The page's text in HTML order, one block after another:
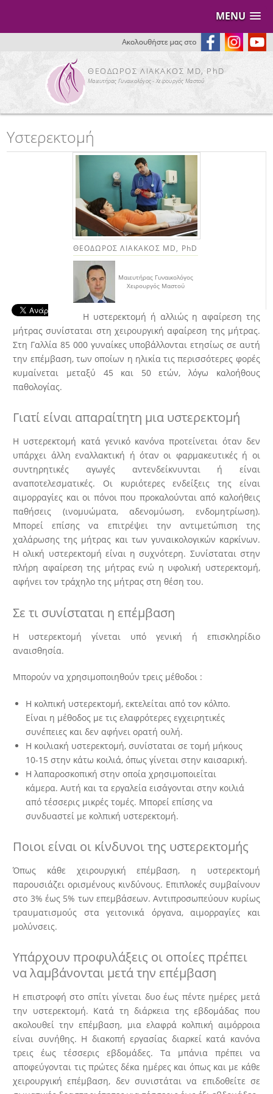
MENU
ΘΕΟΔΩΡΟΣ ΛΙΑΚΑΚΟΣ MD, PhD
Μαιευτήρας Γυναικολόγος - Χειρουργός Μαστού
Υστερεκτομή
ΘΕΟΔΩΡΟΣ ΛΙΑΚΑΚΟΣ MD, PhD
Μαιευτήρας Γυναικολόγος
Χειρουργός Μαστού
Η υστερεκτομή ή αλλιώς η αφαίρεση της
μήτρας συνίσταται στη χειρουργική αφαίρεση της μήτρας.
Στη Γαλλία 85 000 γυναίκες υποβάλλονται ετησίως σε αυτή
την επέμβαση, των οποίων η ηλικία τις περισσότερες φορές
κυμαίνεται μεταξύ 45 και 50 ετών, λόγω καλοήθους
παθολογίας.
Γιατί είναι απαραίτητη μια υστερεκτομή
H υστερεκτομή κατά γενικό κανόνα προτείνεται όταν δεν
υπάρχει άλλη εναλλακτική ή όταν οι φαρμακευτικές ή οι
συντηρητικές αγωγές αντενδείκνυνται ή είναι
αναποτελεσματικές. Οι κυριότερες ενδείξεις της είναι
αιμορραγίες και οι πόνοι που προκαλούνται από καλοήθεις
παθήσεις (ινομυώματα, αδενομύωση, ενδομητρίωση).
Μπορεί επίσης να επιτρέψει την αντιμετώπιση της
χαλάρωσης της μήτρας και των γυναικολογικών καρκίνων.
Η ολική υστερεκτομή είναι η συχνότερη. Συνίσταται στην
πλήρη αφαίρεση της μήτρας ενώ η υφολική υστερεκτομή,
αφήνει τον τράχηλο της μήτρας στη θέση του.
Σε τι συνίσταται η επέμβαση
Η υστερεκτομή γίνεται υπό γενική ή επισκληρίδιο
αναισθησία.
Μπορούν να χρησιμοποιηθούν τρεις μέθοδοι :
Η κολπική υστερεκτομή, εκτελείται από τον κόλπο.
Είναι η μέθοδος με τις ελαφρότερες εγχειρητικές
συνέπειες και δεν αφήνει ορατή ουλή.
Η κοιλιακή υστερεκτομή, συνίσταται σε τομή μήκους
10-15 στην κάτω κοιλιά, όπως γίνεται στην καισαρική.
Η λαπαροσκοπική στην οποία χρησιμοποιείται
κάμερα. Αυτή και τα εργαλεία εισάγονται στην κοιλιά
από τέσσερις μικρές τομές. Μπορεί επίσης να
συνδυαστεί με κολπική υστερεκτομή.
Ποιοι είναι οι κίνδυνοι της υστερεκτομής
Όπως κάθε χειρoυργική επέμβαση, η υστερεκτομή
παρουσιάζει ορισμένους κινδύνους. Επιπλοκές συμβαίνουν
στο 3% έως 5% των επεμβάσεων. Αντιπροσωπεύουν κυρίως
τραυματισμούς στα γειτονικά όργανα, αιμορραγίες και
μολύνσεις.
Υπάρχουν προφυλάξεις οι οποίες πρέπει
να λαμβάνονται μετά την επέμβαση
Η επιστροφή στο σπίτι γίνεται δυο έως πέντε ημέρες μετά
την υστερεκτομή. Κατά τη διάρκεια της εβδομάδας που
ακολουθεί την επέμβαση, μια ελαφρά κολπική αιμόρροια
είναι συνήθης. Η διακοπή εργασίας διαρκεί κατά κανόνα
τρεις έως τέσσερις εβδομάδες. Τα μπάνια πρέπει να
αποφεύγονται τις πρώτες δέκα ημέρες και όπως και με κάθε
χειρουργική επέμβαση, δεν συνιστάται να επιδοθείτε σε